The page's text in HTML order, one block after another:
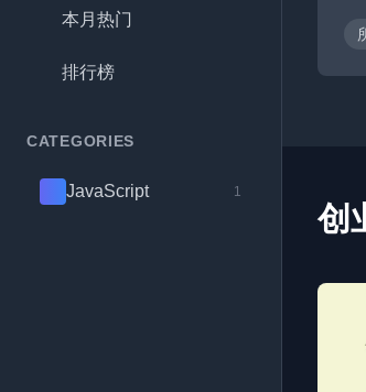
本月热门
排行榜
CATEGORIES
JavaScript 1
创